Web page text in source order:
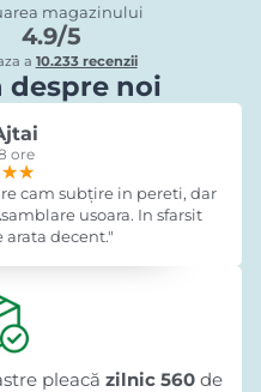
magazinului
4.9/5
a 10.233 recenzii
despre noi
ore
cam subțire in pereti, dar
usoara. In sfarsit
decent."
pleacă zilnic 560 de